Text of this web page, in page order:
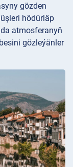
gözden
hödürläp
atmosferanyň
gözleýänler